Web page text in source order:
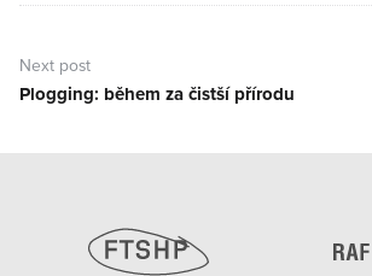
Next post
Next
Plogging: během za čistší přírodu